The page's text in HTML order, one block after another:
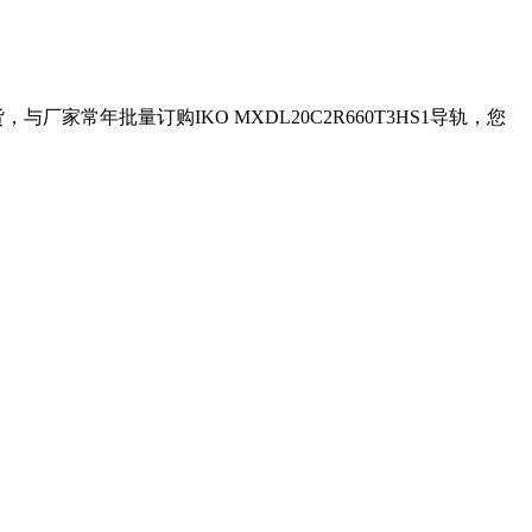
与厂家常年批量订购IKO MXDL20C2R660T3HS1导轨，您